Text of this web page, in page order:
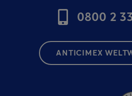
0800 2
ANTICIMEX